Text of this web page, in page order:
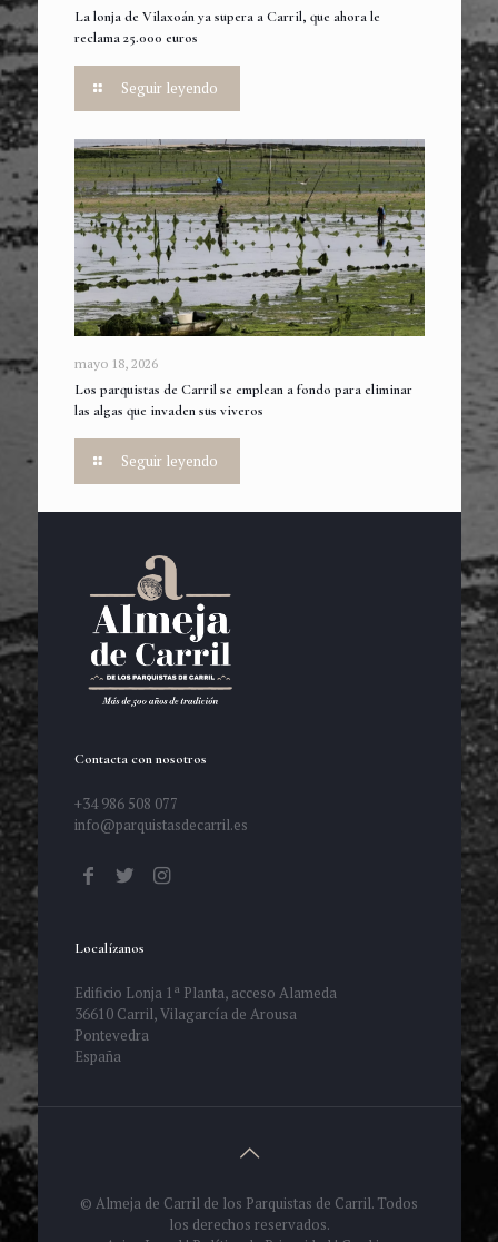
La lonja de Vilaxoán ya supera a Carril, que ahora le
reclama 25.000 euros
Seguir leyendo
mayo 18, 2026
Los parquistas de Carril se emplean a fondo para eliminar
las algas que invaden sus viveros
Seguir leyendo
Contacta con nosotros
+34 986 508 077
info@parquistasdecarril.es
Localízanos
Edificio Lonja 1ª Planta, acceso Alameda
36610 Carril, Vilagarcía de Arousa
Pontevedra
España
© Almeja de Carril de los Parquistas de Carril. Todos
los derechos reservados.